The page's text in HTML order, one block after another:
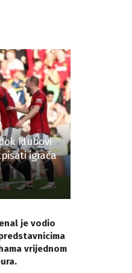
klubovi
igrača
je vodio
vrijednom